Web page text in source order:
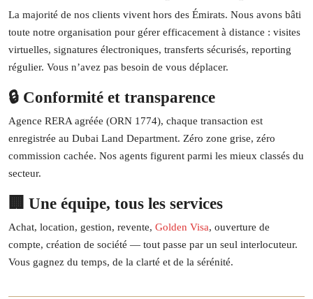
La majorité de nos clients vivent hors des Émirats. Nous avons bâti
toute notre organisation pour gérer efficacement à distance : visites
virtuelles, signatures électroniques, transferts sécurisés, reporting
régulier. Vous n’avez pas besoin de vous déplacer.
🔒 Conformité et transparence
Agence RERA agréée (ORN 1774), chaque transaction est
enregistrée au Dubai Land Department. Zéro zone grise, zéro
commission cachée. Nos agents figurent parmi les mieux classés du
secteur.
🏢 Une équipe, tous les services
Achat, location, gestion, revente, Golden Visa, ouverture de
compte, création de société — tout passe par un seul interlocuteur.
Vous gagnez du temps, de la clarté et de la sérénité.